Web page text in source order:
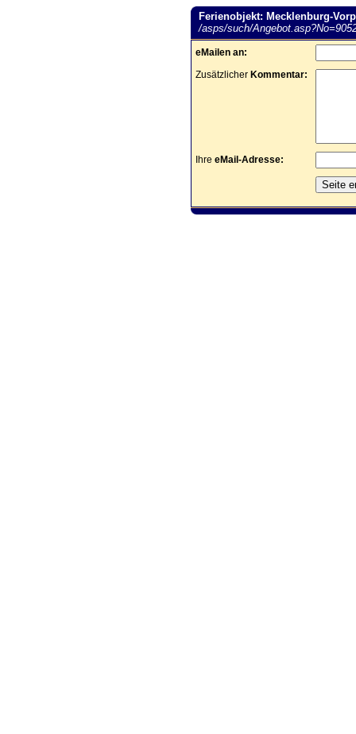
Ferienobjekt: Mecklenburg-
/asps/such/
eMailen an:
Zusätzlicher Kommentar:
Ihre eMail-Adresse: